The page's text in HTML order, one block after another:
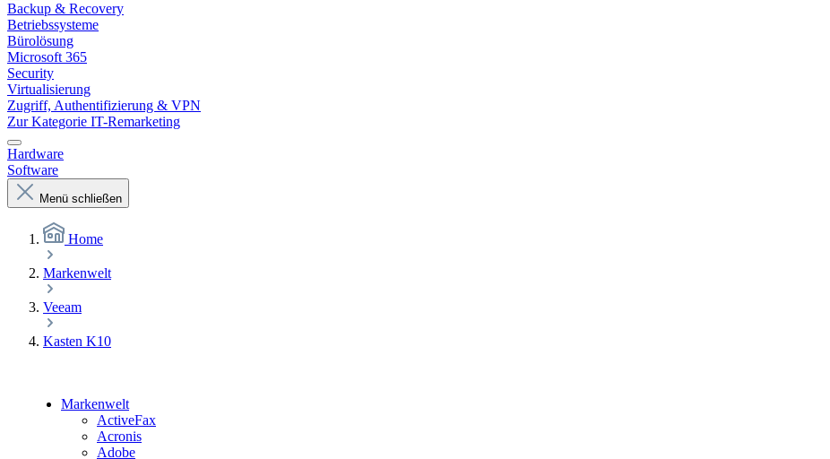
Backup & Recovery
Betriebssysteme
Bürolösung
Microsoft 365
Security
Virtualisierung
Zugriff, Authentifizierung & VPN
Zur Kategorie IT-Remarketing
Hardware
Software
Menü schließen
Home
Markenwelt
Veeam
Kasten K10
Markenwelt
ActiveFax
Acronis
Adobe